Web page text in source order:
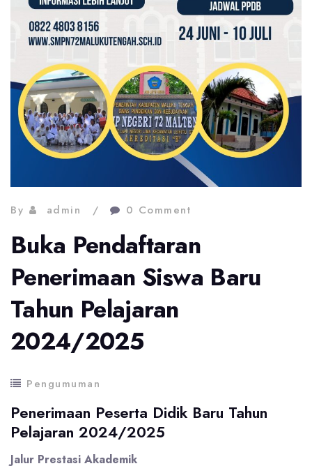
By admin 0 Comment
Buka Pendaftaran
Penerimaan Siswa Baru
Tahun Pelajaran
2024/2025
Pengumuman
Penerimaan Peserta Didik Baru Tahun
Pelajaran 2024/2025
Jalur Prestasi Akademik